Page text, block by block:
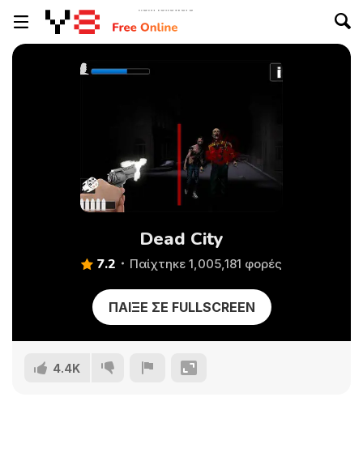
Dead City
7.2 Παίχτηκε 1,005,181 φορές
ΠΑΊΞΕ ΣΕ FULLSCREEN
4.4K